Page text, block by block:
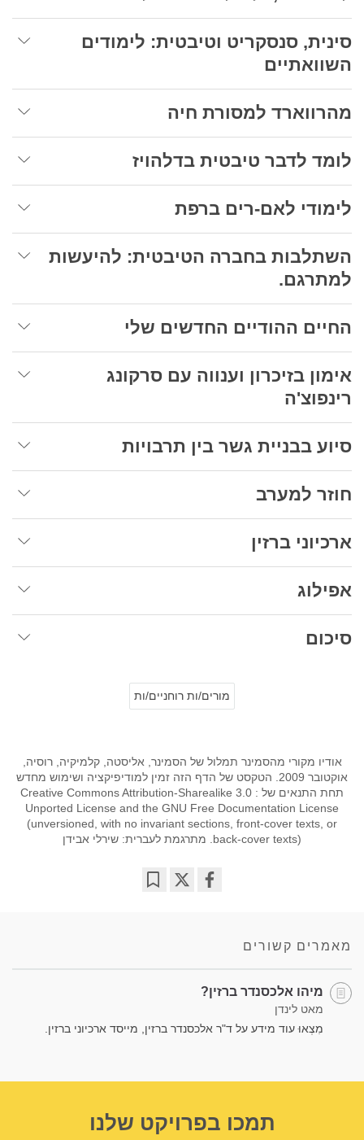
סינית, סנסקריט וטיבטית: לימודים
השוואתיים
מהרווארד למסורת חיה
לומד לדבר טיבטית בדלהויז
לימודי לאם-רים ברפת
השתלבות בחברה הטיבטית: להיעשות
למתרגם.
החיים ההודיים החדשים שלי
אימון בזיכרון וענווה עם סרקונג
רינפוצ'ה
סיוע בבניית גשר בין תרבויות
חוזר למערב
ארכיוני ברזין
אפילוג
סיכום
מורים/ות רוחניים/ות
אודיו מקורי מהסמינר תמלול של הסמינר, אליסטה, קלמיקיה, רוסיה,
אוקטובר 2009. הטקסט של הדף הזה זמין למודיפיקציה ושימוש מחדש
תחת התנאים של : Creative Commons Attribution-Sharealike 3.0
Unported License and the GNU Free Documentation License
(unversioned, with no invariant sections, front-cover texts, or
back-cover texts). מתרגמת לעברית: שירלי אבידן
מאמרים קשורים
מיהו אלכסנדר ברזין?
מאט לינדן
מִצְאוּ עוד מידע על ד"ר אלכסנדר ברזין, מייסד ארכיוני ברזין.
תמכו בפרויקט שלנו